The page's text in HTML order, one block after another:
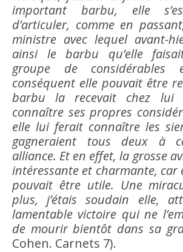
important barbu, elle
d’articuler, comme en
ministre avec lequel avant-
ainsi le barbu qu’elle
groupe de
conséquent elle pouvait être
barbu la recevait chez
connaître ses propres
elle lui ferait connaître les
gagneraient tous deux à
alliance. Et en effet, la grosse
intéressante et charmante, car
pouvait êtreutile. Une
plus, j’étais soudain elle,
lamentable victoire qui ne
de mourir bientôt dans sa
Cohen. Carnets 7).